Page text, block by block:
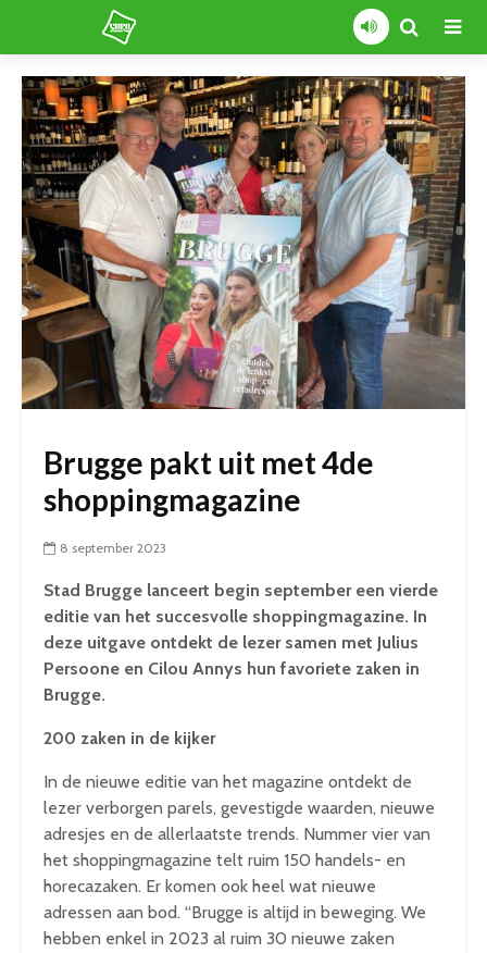
Brugge pakt uit met 4de
shoppingmagazine
8 september 2023
Stad Brugge lanceert begin september een vierde
editie van het succesvolle shoppingmagazine. In
deze uitgave ontdekt de lezer samen met Julius
Persoone en Cilou Annys hun favoriete zaken in
Brugge.
200 zaken in de kijker
In de nieuwe editie van het magazine ontdekt de
lezer verborgen parels, gevestigde waarden, nieuwe
adresjes en de allerlaatste trends. Nummer vier van
het shoppingmagazine telt ruim 150 handels- en
horecazaken. Er komen ook heel wat nieuwe
adressen aan bod. “Brugge is altijd in beweging. We
hebben enkel in 2023 al ruim 30 nieuwe zaken